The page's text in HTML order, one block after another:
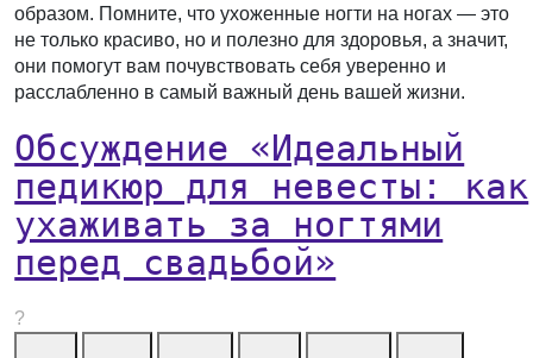
образом. Помните, что ухоженные ногти на ногах — это
не только красиво, но и полезно для здоровья, а значит,
они помогут вам почувствовать себя уверенно и
расслабленно в самый важный день вашей жизни.
Обсуждение «Идеальный
педикюр для невесты: как
ухаживать за ногтями
перед свадьбой»
?